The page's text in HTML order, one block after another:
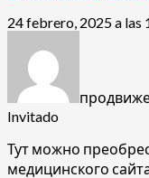
24 febrero, 2025 a las
Invitado
Тут можно
медицинского